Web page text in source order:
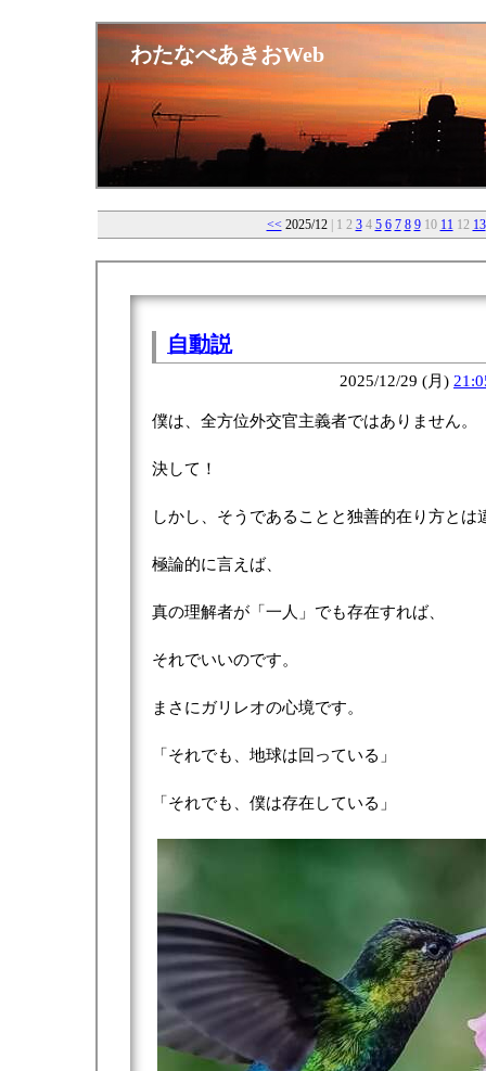
わたなべあきおWeb
<< 2025/12| 1 2 34 5 6 7 8 910 11 12 13
自動説
2025/12/29 (月)
僕は、全方位外交官主義者ではありません。
決して！
しかし、そうであることと独善的在り方とは
極論的に言えば、
真の理解者が「一人」でも存在すれば、
それでいいのです。
まさにガリレオの心境です。
「それでも、地球は回っている」
「それでも、僕は存在している」